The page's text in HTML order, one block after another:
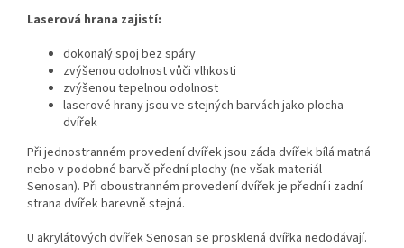
Laserová hrana zajistí:
dokonalý spoj bez spáry
zvýšenou odolnost vůči vlhkosti
zvýšenou tepelnou odolnost
laserové hrany jsou ve stejných barvách jako plocha
dvířek
Při jednostranném provedení dvířek jsou záda dvířek bílá matná
nebo v podobné barvě přední plochy (ne však materiál
Senosan). Při oboustranném provedení dvířek je přední i zadní
strana dvířek barevně stejná.
U akrylátových dvířek Senosan se prosklená dvířka nedodávají.